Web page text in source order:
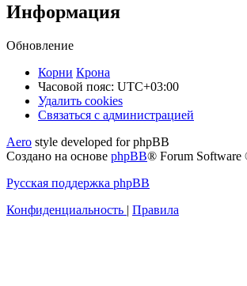
Информация
Обновление
Корни Крона
Часовой пояс: UTC+03:00
Удалить cookies
Связаться
администрацией
Связаться с администрацией
Aero style developed for phpBB
Создано на основе phpBB® Forum
Русская поддержка phpBB
Конфиденциальность | Правила